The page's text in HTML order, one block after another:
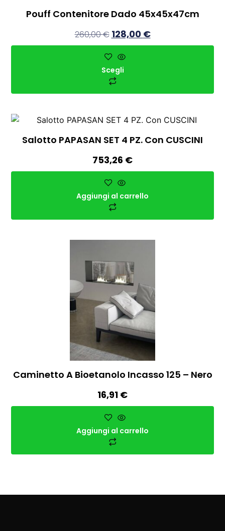
Pouff Contenitore Dado 45x45x47cm
260,00€ 128,00 €
Scegli
Salotto PAPASAN SET 4 PZ. Con CUSCINI
753,26 €
Aggiungi al carrello
Caminetto A Bioetanolo Incasso 125 – Nero
16,91 €
Aggiungi al carrello